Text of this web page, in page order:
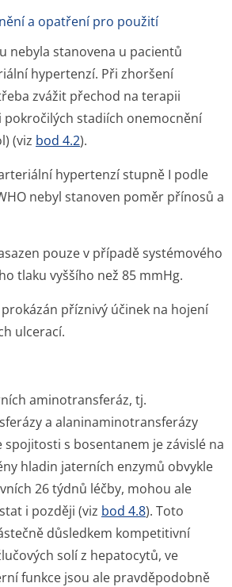
a opatření pro použití
nebyla stanovena u pacientů
hypertenzí. Při zhoršení
zvážit přechod na terapii
stadiích onemocnění
(viz bod 4.2).
hypertenzí stupně I podle
nebyl stanoven poměr přínosů a
pouze v případě systémového
tlaku vyššího než 85 mmHg.
příznivý účinek na hojení
ulcerací.
aminotransferáz, tj.
a alaninaminotran­sferázy
spojitosti s bosentanem je závislé na
hladin jaterních enzymů obvykle
26 týdnů léčby, mohou ale
i později (viz bod 4.8). Toto
důsledkem kompetitivní
solí z hepatocytů, ve
funkce jsou ale pravděpodobně